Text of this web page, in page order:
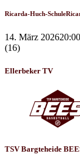
Ricarda-Huch-Schule
14. März 202620:00
(16)
Ellerbeker TV
TSV Bargteheide